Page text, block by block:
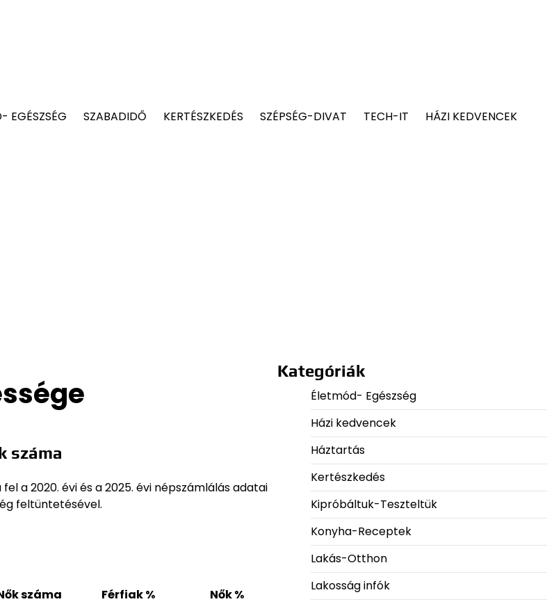
EGÉSZSÉG SZABADIDŐ KERTÉSZKEDÉS SZÉPSÉG-DIVAT TECH-IT HÁZI KEDVENCEK
száma
a 2020. évi és a 2025. évi népszámlálás adatai
feltüntetésével.
száma Férfiak %
Nők %
Kategóriák
Életmód- Egészség
Házi kedvencek
Háztartás
Kertészkedés
Kipróbáltuk-Teszteltük
Konyha-Receptek
Lakás-Otthon
Lakosság infók